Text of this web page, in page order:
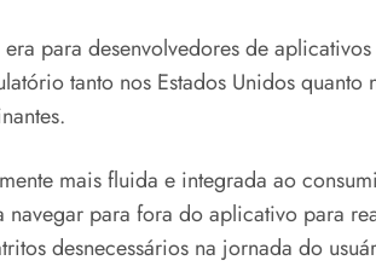
para desenvolvedores de
tanto nos Estados Unidos quanto
mais fluida e integrada ao
para fora do aplicativo para
desnecessários na jornada do